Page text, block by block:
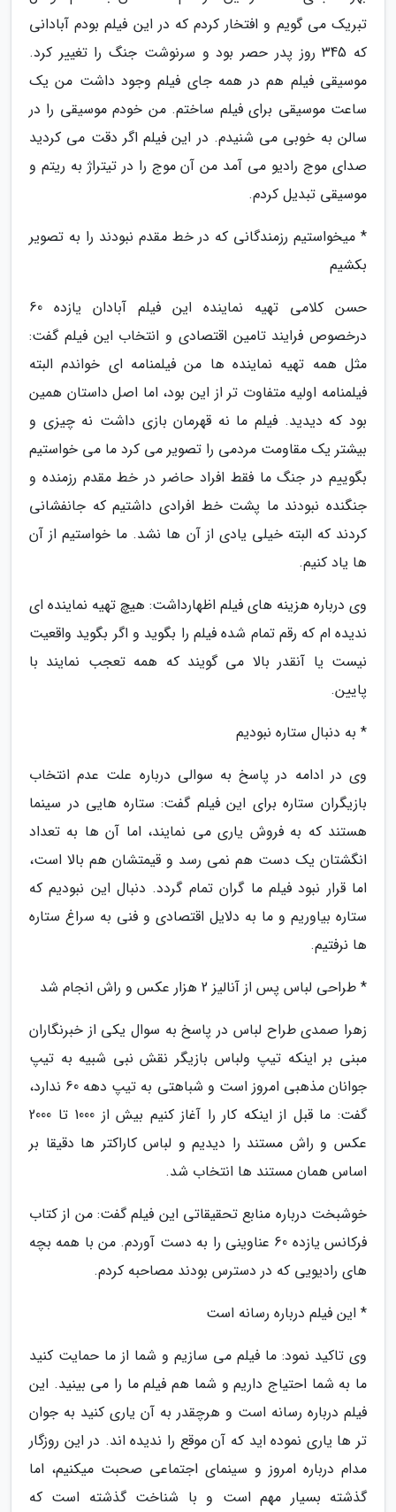
تبریک می گویم و افتخار کردم که در این فیلم بودم آبادانی
که 345 روز پدر حصر بود و سرنوشت جنگ را تغییر کرد.
موسیقی فیلم هم در همه جای فیلم وجود داشت من یک
ساعت موسیقی برای فیلم ساختم. من خودم موسیقی را در
سالن به خوبی می شنیدم. در این فیلم اگر دقت می کردید
صدای موج رادیو می آمد من آن موج را در تیتراژ به ریتم و
موسیقی تبدیل کردم.
* میخواستیم رزمندگانی که در خط مقدم نبودند را به تصویر
بکشیم
حسن کلامی تهیه نماینده این فیلم آبادان یازده 60
درخصوص فرایند تامین اقتصادی و انتخاب این فیلم گفت:
مثل همه تهیه نماینده ها من فیلمنامه ای خواندم البته
فیلمنامه اولیه متفاوت تر از این بود، اما اصل داستان همین
بود که دیدید. فیلم ما نه قهرمان بازی داشت نه چیزی و
بیشتر یک مقاومت مردمی را تصویر می کرد ما می خواستیم
بگوییم در جنگ ما فقط افراد حاضر در خط مقدم رزمنده و
جنگنده نبودند ما پشت خط افرادی داشتیم که جانفشانی
کردند که البته خیلی یادی از آن ها نشد. ما خواستیم از آن
ها یاد کنیم.
وی درباره هزینه های فیلم اظهارداشت: هیچ تهیه نماینده ای
ندیده ام که رقم تمام شده فیلم را بگوید و اگر بگوید واقعیت
نیست یا آنقدر بالا می گویند که همه تعجب نمایند با
پایین.
* به دنبال ستاره نبودیم
وی در ادامه در پاسخ به سوالی درباره علت عدم انتخاب
بازیگران ستاره برای این فیلم گفت: ستاره هایی در سینما
هستند که به فروش یاری می نمایند، اما آن ها به تعداد
انگشتان یک دست هم نمی رسد و قیمتشان هم بالا است،
اما قرار نبود فیلم ما گران تمام گردد. دنبال این نبودیم که
ستاره بیاوریم و ما به دلایل اقتصادی و فنی به سراغ ستاره
ها نرفتیم.
* طراحی لباس پس از آنالیز 2 هزار عکس و راش انجام شد
زهرا صمدی طراح لباس در پاسخ به سوال یکی از خبرنگاران
مبنی بر اینکه تیپ ولباس بازیگر نقش نبی شبیه به تیپ
جوانان مذهبی امروز است و شباهتی به تیپ دهه 60 ندارد،
گفت: ما قبل از اینکه کار را آغاز کنیم بیش از 1000 تا 2000
عکس و راش مستند را دیدیم و لباس کاراکتر ها دقیقا بر
اساس همان مستند ها انتخاب شد.
خوشبخت درباره منابع تحقیقاتی این فیلم گفت: من از کتاب
فرکانس یازده 60 عناوینی را به دست آوردم. من با همه بچه
های رادیویی که در دسترس بودند مصاحبه کردم.
* این فیلم درباره رسانه است
وی تاکید نمود: ما فیلم می سازیم و شما از ما حمایت کنید
ما به شما احتیاج داریم و شما هم فیلم ما را می بینید. این
فیلم درباره رسانه است و هرچقدر به آن یاری کنید به جوان
تر ها یاری نموده اید که آن موقع را ندیده اند. در این روزگار
مدام درباره امروز و سینمای اجتماعی صحبت میکنیم، اما
گذشته بسیار مهم است و با شناخت گذشته است که